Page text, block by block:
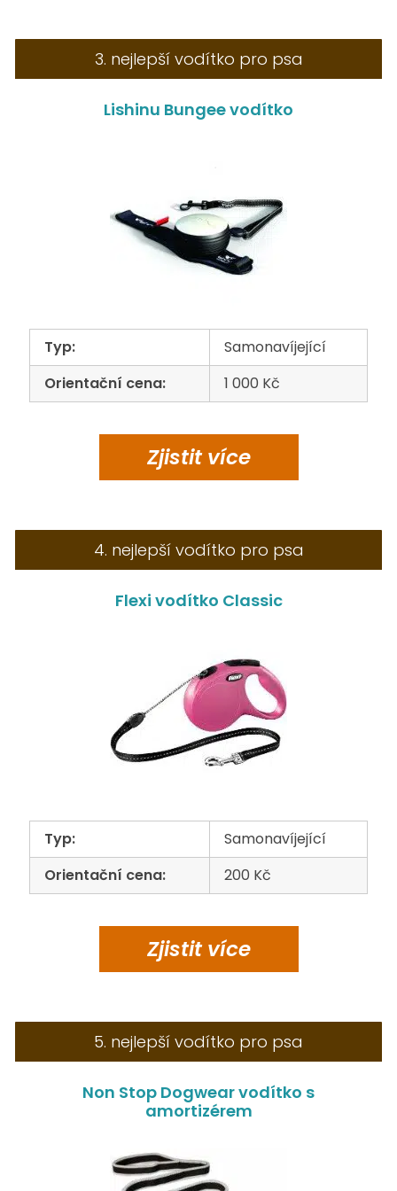
3. nejlepší vodítko pro psa
Lishinu Bungee vodítko
Typ:
Samonavíjející
Orientační cena:
1 000 Kč
Zjistitvíce
4. nejlepší vodítko pro psa
Flexi vodítko Classic
Typ:
Samonavíjející
Orientační cena:
200 Kč
Zjistitvíce
5. nejlepší vodítko pro psa
Non Stop Dogwear vodítko s
amortizérem